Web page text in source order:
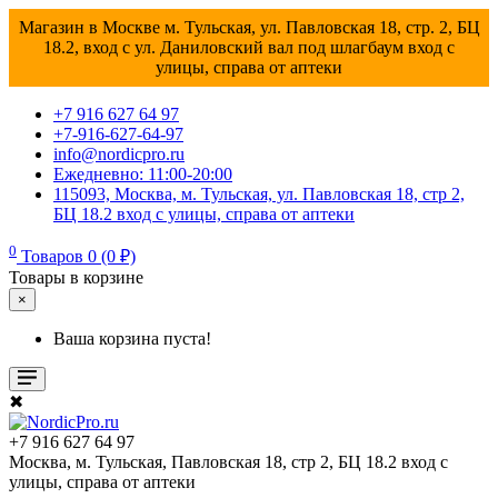
Магазин в Москве м. Тульская, ул. Павловская 18, стр. 2, БЦ
18.2, вход с ул. Даниловский вал под шлагбаум вход с
улицы, справа от аптеки
+7 916 627 64 97
+7-916-627-64-97
info@nordicpro.ru
Ежедневно: 11:00-20:00
115093, Москва, м. Тульская, ул. Павловская 18, стр 2,
БЦ 18.2 вход с улицы, справа от аптеки
0 Товаров 0 (0 ₽)
Товары в корзине
×
Ваша корзина пуста!
✖
+7 916 627 64 97
Москва, м. Тульская, Павловская 18, стр 2, БЦ 18.2 вход с
улицы, справа от аптеки